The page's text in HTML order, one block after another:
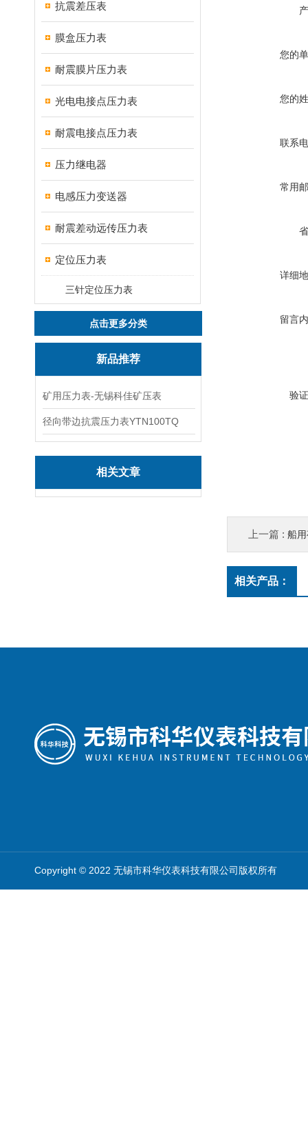
抗震差压表
膜盒压力表
耐震膜片压力表
光电电接点压力表
耐震电接点压力表
压力继电器
电感压力变送器
耐震差动远传压力表
定位压力表
三针定位压力表
点击更多分类
新品推荐
矿用压力表-无锡科佳矿压表
径向带边抗震压力表YTN100TQ
相关文章
您的
您的
联系
常用
详细
留言
验
上一篇 : 船
相关产品：
Copyright © 2022 无锡市科华仪表科技有限公司版权所有